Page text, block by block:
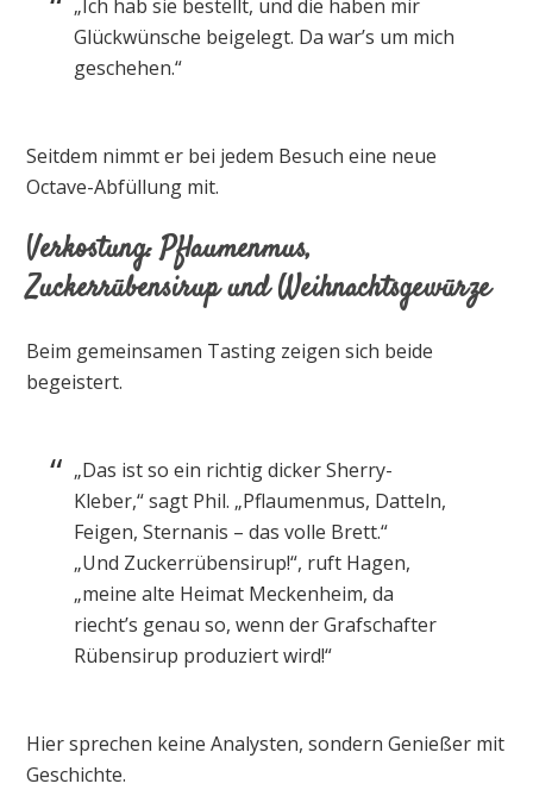
„Ich hab sie bestellt, und die haben mir
Glückwünsche beigelegt. Da war’s um mich
geschehen.“
Seitdem nimmt er bei jedem Besuch eine neue
Octave-Abfüllung mit.
Verkostung: Pflaumenmus,
Zuckerrübensirup und Weihnachtsgewürze
Beim gemeinsamen Tasting zeigen sich beide
begeistert.
„Das ist so ein richtig dicker Sherry-
Kleber,“ sagt Phil. „Pflaumenmus, Datteln,
Feigen, Sternanis – das volle Brett.“
„Und Zuckerrübensirup!“, ruft Hagen,
„meine alte Heimat Meckenheim, da
riecht’s genau so, wenn der Grafschafter
Rübensirup produziert wird!“
Hier sprechen keine Analysten, sondern Genießer mit
Geschichte.